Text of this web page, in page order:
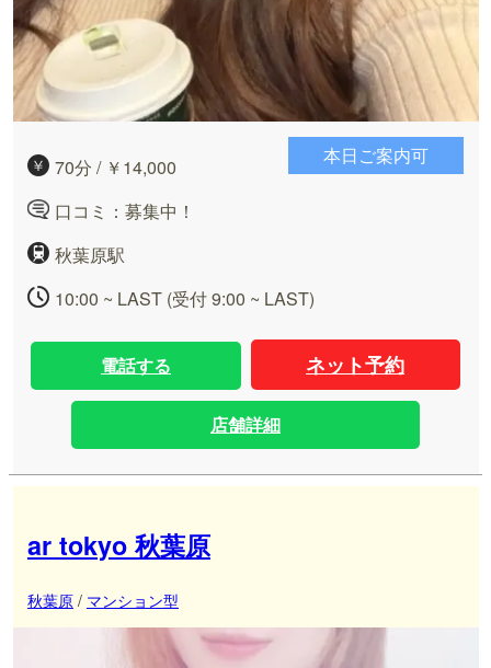
70分 / ￥14,000
口コミ：募集中！
秋葉原駅
10:00 ~ LAST (受付 9:00 ~ LAST)
本日ご案内可
電話する ネット予約
店舗詳細
ar tokyo 秋葉原
秋葉原/ マンション型